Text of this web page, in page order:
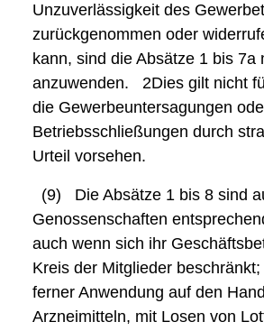
Unzuverlässigkeit des
zurückgenommen oder
kann, sind die Absätze 1 bis 7a
anzuwenden.
2Dies gilt nicht
die Gewerbeuntersagungen
Betriebsschließungen durch
Urteil vorsehen.
(9)
Die Absätze 1 bis 8 sind
Genossenschaften
auch wenn sich ihr
Kreis der Mitglieder beschränkt;
ferner Anwendung auf den
Arzneimitteln, mit Losen von